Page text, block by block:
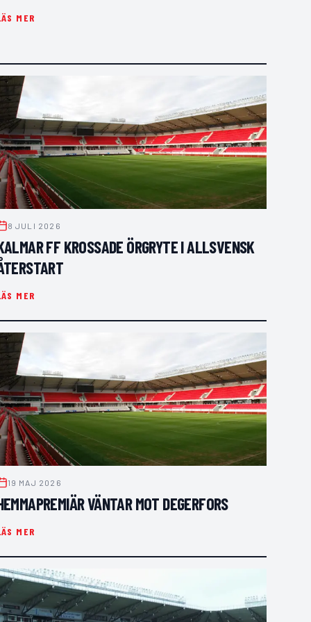
MER
8 JULI 2026
FF KROSSADE ÖRGRYTE I ALLSVENSK
MER
19 MAJ 2026
VÄNTAR MOT DEGERFORS
MER